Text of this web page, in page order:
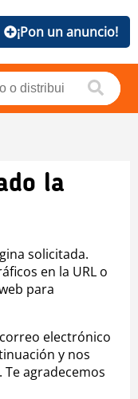
¡Pon un anuncio!
la
solicitada.
en la URL o
para
electrónico
y nos
agradecemos